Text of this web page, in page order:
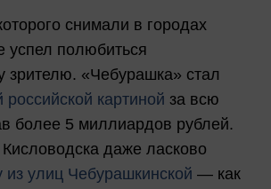
снимали в городах
успел полюбиться
зрителю. «Чебурашка» стал
российской картиной за всю
более 5 миллиардов рублей.
даже ласково
из улиц Чебурашкинской — как